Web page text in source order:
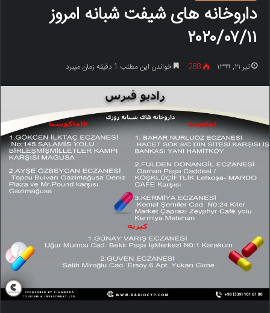
داروخانه های شیفت شبانه امروز
۲۰۲۰/۰۷/۱۱
تیر ۲۱, ۱۳۹۹ 288 خواندن این مطلب 1 دقیقه زمان میبرد